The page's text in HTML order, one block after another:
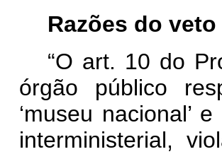
Razões do veto
“O art. 10 do
órgão público
‘museu nacional’
interministerial,